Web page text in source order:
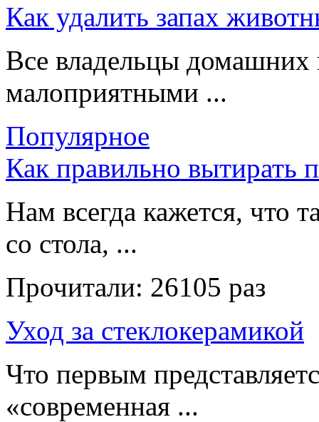
Как удалить запах
Все владельцы домашних
малоприятными ...
Популярное
Как правильно вытирать
Нам всегда кажется, что
со стола, ...
Прочитали: 26105 раз
Уход за стеклокерамикой
Что первым
«современная ...